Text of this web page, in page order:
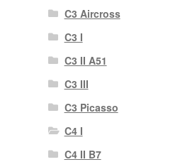
C3 Aircross
C3 I
C3 II A51
C3 III
C3 Picasso
C4 I
C4 II B7